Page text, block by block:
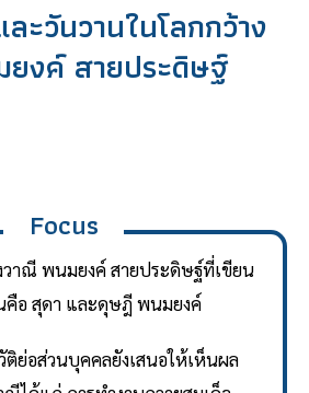
ะวันวานในโลกกว้าง
งค์ สายประดิษฐ์
Focus
วาณี พนมยงค์ สายประดิษฐ์ที่เขียน
คือ สุดา และดุษฎี พนมยงค์
ย่อส่วนบุคคลยังเสนอให้เห็นผล